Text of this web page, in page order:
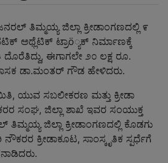
ತಿಮ್ಮಯ್ಯ ಜಿಲ್ಲಾ ಕ್ರೀಡಾಂಗಣದಲ್ಲಿ ೯
ಅಥ್ಲೆಟಿಕ್ ಟ್ರಾö್ಯಕ್ ನಿರ್ಮಾಣಕ್ಕೆ
ಈಗಾಗಲೇ ೨೦ ಲಕ್ಷ ರೂ.
ಡಾ.ಮಂತರ್ ಗೌಡ ಹೇಳಿದರು.
ಯುವ ಸಬಲೀಕರಣ ಮತ್ತು ಕ್ರೀಡಾ
ಸಂಘ, ಜಿಲ್ಲಾ ಶಾಖೆ ಇವರ ಸಂಯುಕ್ತ
ಜಿಲ್ಲಾ ಕ್ರೀಡಾಂಗಣದಲ್ಲಿ ಕೊಡಗು
ನೌಕರರ ಕ್ರೀಡಾಕೂಟ, ಸಾಂಸ್ಕೃತಿಕ ಸ್ಪರ್ಧೆಗೆ